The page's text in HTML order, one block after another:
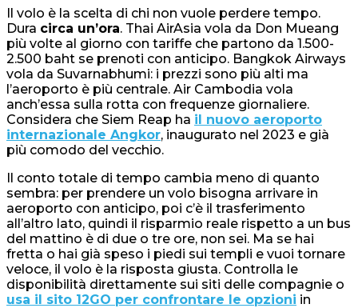
Il volo è la scelta di chi non vuole perdere tempo.
Dura circa un’ora. Thai AirAsia vola da Don Mueang
più volte al giorno con tariffe che partono da 1.500-
2.500 baht se prenoti con anticipo. Bangkok Airways
vola da Suvarnabhumi: i prezzi sono più alti ma
l’aeroporto è più centrale. Air Cambodia vola
anch’essa sulla rotta con frequenze giornaliere.
Considera che Siem Reap ha il nuovo aeroporto
internazionale Angkor, inaugurato nel 2023 e già
più comodo del vecchio.
Il conto totale di tempo cambia meno di quanto
sembra: per prendere un volo bisogna arrivare in
aeroporto con anticipo, poi c’è il trasferimento
all’altro lato, quindi il risparmio reale rispetto a un bus
del mattino è di due o tre ore, non sei. Ma se hai
fretta o hai già speso i piedi sui templi e vuoi tornare
veloce, il volo è la risposta giusta. Controlla le
disponibilità direttamente sui siti delle compagnie o
usa il sito 12GO per confrontare le opzioni in